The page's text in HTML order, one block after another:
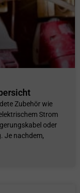
Zubehör wie
Strom
oder
Je nachdem,